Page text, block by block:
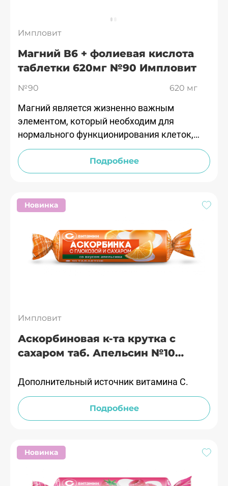
Импловит
Магний В6 + фолиевая кислота
таблетки 620мг №90 Импловит
№90 620 мг
Магний является жизненно важным
элементом, который необходим для
нормального функционирования клеток,
участвует в большинстве реакций обмена
веществ.
Подробнее
Новинка
Импловит
Аскорбиновая к-та крутка с
сахаром таб. Апельсин №10
Дополнительный источник витамина С.
Подробнее
Новинка